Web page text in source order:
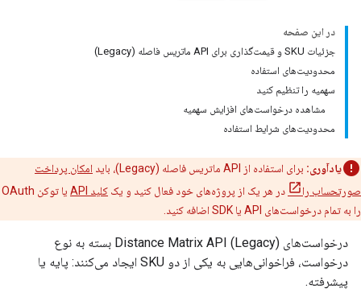
در این صفحه
جزئیات SKU و قیمت‌گذاری برای API ماتریس فاصله (Legacy)
محدودیت‌های استفاده
سهمیه را تنظیم کنید
مشاهده درخواست‌های افزایش سهمیه
محدودیت‌های شرایط استفاده
یادآوری: برای استفاده از API ماتریس فاصله (Legacy)، باید
امکان پرداخت
صورتحساب را
در هر یک از پروژه‌های خود فعال کنید و یک کلید API
یا توکن OAuth
را به تمام درخواست‌های API یا SDK اضافه کنید.
درخواست‌های Distance Matrix API (Legacy) بسته به نوع
درخواست، فراخوانی‌هایی به یکی از دو SKU ایجاد می‌کنند: پایه یا
پیشرفته.